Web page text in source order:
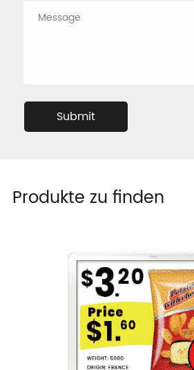
Submit
Produkte zu finden